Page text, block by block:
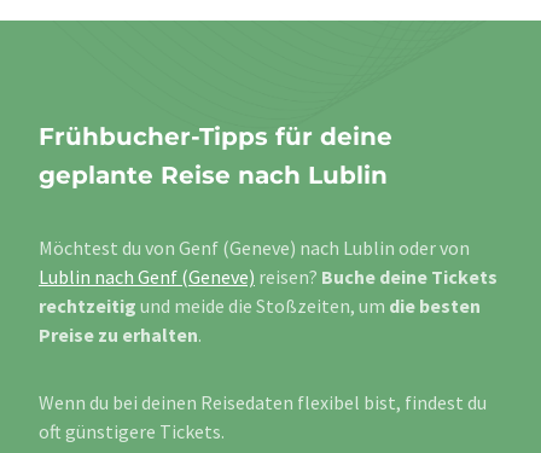
Frühbucher-Tipps für deine
geplante Reise nach Lublin
Möchtest du von Genf (Geneve) nach Lublin oder von
Lublin nach Genf (Geneve) reisen? Buche deine Tickets
rechtzeitig und meide die Stoßzeiten, um die besten
Preise zu erhalten.
Wenn du bei deinen Reisedaten flexibel bist, findest du
oft günstigere Tickets.